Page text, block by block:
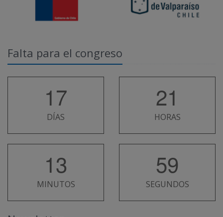
Falta para el congreso
17
DÍAS
21
HORAS
13
MINUTOS
59
SEGUNDOS